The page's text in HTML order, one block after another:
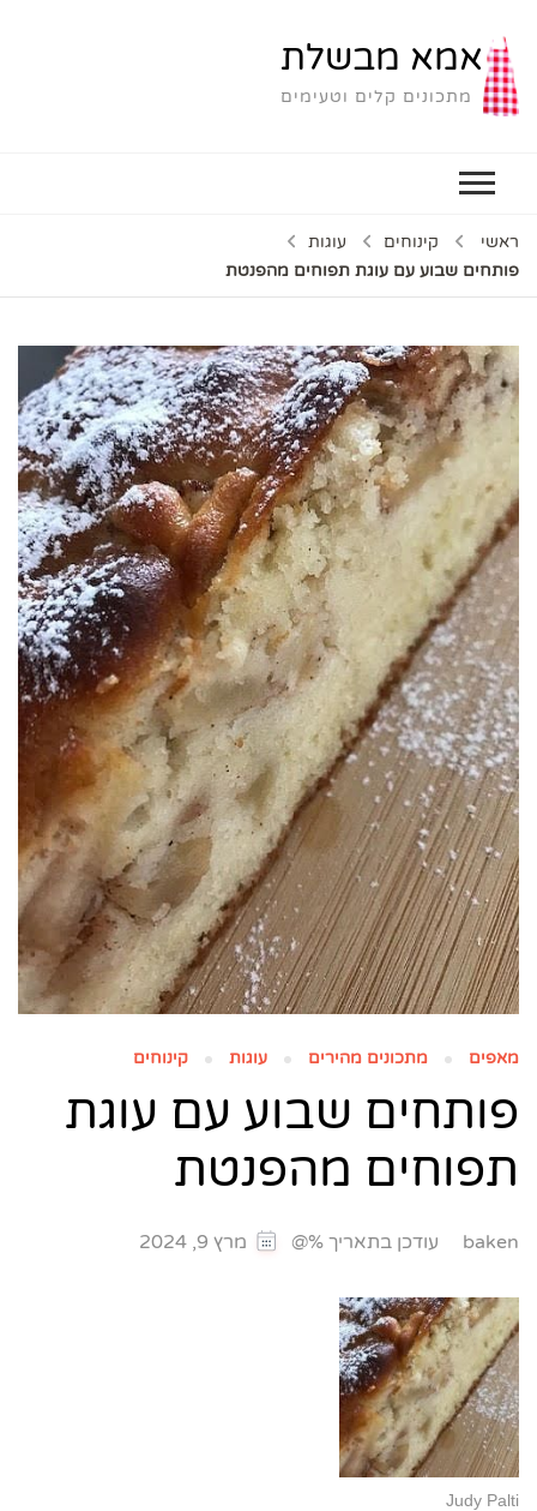
אמא מבשלת
מתכונים קלים וטעימים
ראשי קינוחים
עוגות
פותחים שבוע עם עוגת תפוחים מהפנטת
מאפים מתכונים מהירים עוגות קינוחים
פותחים שבוע עם עוגת
תפוחים מהפנטת
baken עודכן בתאריך %@ מרץ 9, 2024
Judy Palti